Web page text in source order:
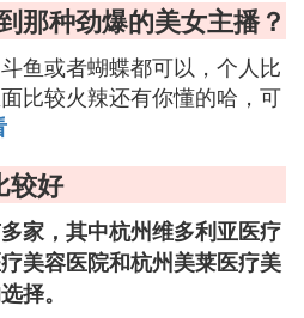
那种劲爆的美女主播？
鱼或者蝴蝶都可以，个人比
比较火辣还有你懂的哈，可
较好
家，其中杭州维多利亚医疗
美容医院和杭州美莱医疗美
择。